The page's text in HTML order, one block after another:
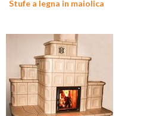
Stufe a legna in maiolica